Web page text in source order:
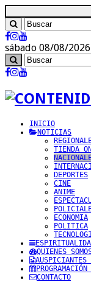
sábado 08/08/2026
INICIO
NOTICIAS
TIENDA
DEPORTES
CINE
ANIME
ECONOMIA
POLITICA
QUIENES
CONTACTO